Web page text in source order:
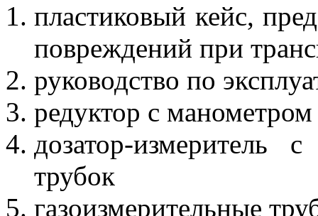
пластиковый кейс,
повреждений при
руководство по
редуктор с манометром
дозатор-измеритель
трубок
газоизмерительные